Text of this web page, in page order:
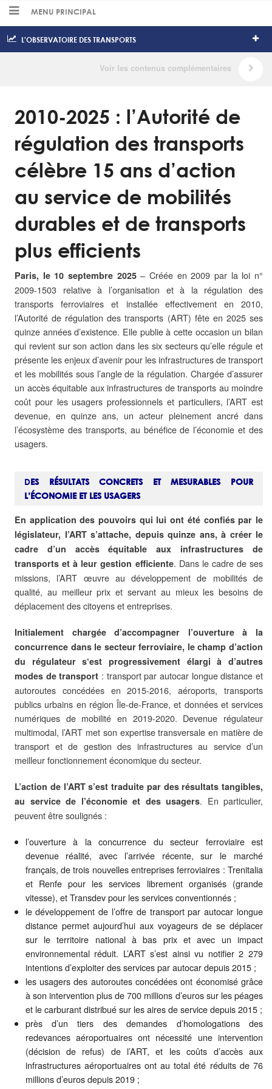
MENU PRINCIPAL
L'OBSERVATOIRE DES TRANSPORTS
2010-2025 : l’Autorité de
régulation des transports
célèbre 15 ans d’action
au service de mobilités
durables et de transports
plus efficients
Paris, le 10 septembre 2025– Créée en 2009 par la loi n°
2009-1503 relative à l’organisation et à la régulation des
transports ferroviaires et installée effectivement en 2010,
l’Autorité de régulation des transports (ART) fête en 2025 ses
quinze années d’existence. Elle publie à cette occasion un bilan
qui revient sur son action dans les six secteurs qu’elle régule et
présente les enjeux d’avenir pour les infrastructures de transport
et les mobilités sous l’angle de la régulation. Chargée d’assurer
un accès équitable aux infrastructures de transports au moindre
coût pour les usagers professionnels et particuliers, l’ART est
devenue, en quinze ans, un acteur pleinement ancré dans
l’écosystème des transports, au bénéfice de l’économie et des
usagers.
D ES RÉSULTATS CONCRETS ET MESURABLES POUR
L’ÉCONOMIE ET LES USAGERS
En application des pouvoirs qui lui ont été confiés par le
législateur, l’ART s’attache, depuis quinze ans, à créer le
cadre d’un accès équitable aux infrastructures de
transports et à leur gestion efficiente. Dans le cadre de ses
missions, l’ART œuvre au développement de mobilités de
qualité, au meilleur prix et servant au mieux les besoins de
déplacement des citoyens et entreprises.
Initialement chargée d’accompagner l’ouverture à la
concurrence dans le secteur ferroviaire, le champ d’action
du régulateur s‘est progressivement élargi à d’autres
modes de transport : transport par autocar longue distance et
autoroutes concédées en 2015-2016, aéroports, transports
publics urbains en région Île-de-France, et données et services
numériques de mobilité en 2019‑2020. Devenue régulateur
multimodal, l’ART met son expertise transversale en matière de
transport et de gestion des infrastructures au service d’un
meilleur fonctionnement économique du secteur.
L’action de l’ART s’est traduite par des résultats tangibles,
au service de l’économie et des usagers. En particulier,
peuvent être soulignés :
l’ouverture à la concurrence du secteur ferroviaire est
devenue réalité, avec l’arrivée récente, sur le marché
français, de trois nouvelles entreprises ferroviaires : Trenitalia
et Renfe pour les services librement organisés (grande
vitesse), et Transdev pour les services conventionnés ;
le développement de l’offre de transport par autocar longue
distance permet aujourd’hui aux voyageurs de se déplacer
sur le territoire national à bas prix et avec un impact
environnemental réduit. L’ART s’est ainsi vu notifier 2 279
intentions d’exploiter des services par autocar depuis 2015 ;
les usagers des autoroutes concédées ont économisé grâce
à son intervention plus de 700 millions d’euros sur les péages
et le carburant distribué sur les aires de service depuis 2015 ;
près d’un tiers des demandes d’homologations des
redevances aéroportuaires ont nécessité une intervention
(décision de refus) de l’ART, et les coûts d’accès aux
infrastructures aéroportuaires ont au total été réduits de 76
millions d’euros depuis 2019 ;